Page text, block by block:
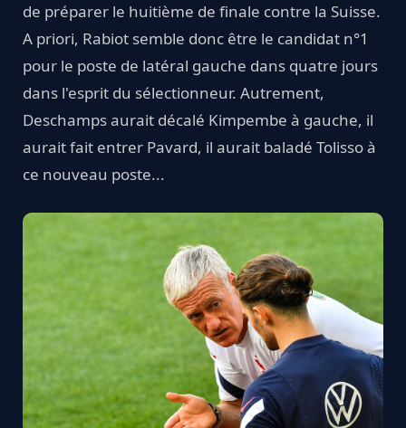
de préparer le huitième de finale contre la Suisse.
A priori, Rabiot semble donc être le candidat n°1
pour le poste de latéral gauche dans quatre jours
dans l'esprit du sélectionneur. Autrement,
Deschamps aurait décalé Kimpembe à gauche, il
aurait fait entrer Pavard, il aurait baladé Tolisso à
ce nouveau poste...